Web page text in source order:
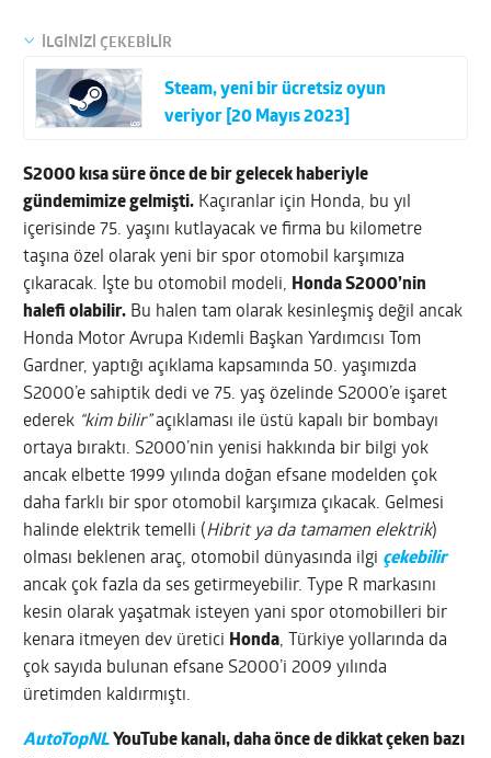
İLGİNİZİ ÇEKEBİLİR
Steam, yeni bir ücretsiz oyun
veriyor [20 Mayıs 2023]
S2000 kısa süre önce de bir gelecek haberiyle
gündemimize gelmişti. Kaçıranlar için Honda, bu yıl
içerisinde 75. yaşını kutlayacak ve firma bu kilometre
taşına özel olarak yeni bir spor otomobil karşımıza
çıkaracak. İşte bu otomobil modeli, Honda S2000’nin
halefi olabilir. Bu halen tam olarak kesinleşmiş değil ancak
Honda Motor Avrupa Kıdemli Başkan Yardımcısı Tom
Gardner, yaptığı açıklama kapsamında 50. yaşımızda
S2000’e sahiptik dedi ve 75. yaş özelinde S2000’e işaret
ederek “kim bilir”açıklaması ile üstü kapalı bir bombayı
ortaya bıraktı. S2000’nin yenisi hakkında bir bilgi yok
ancak elbette 1999 yılında doğan efsane modelden çok
daha farklı bir spor otomobil karşımıza çıkacak. Gelmesi
halinde elektrik temelli (Hibrit ya da tamamen elektrik)
olması beklenen araç, otomobil dünyasında ilgi çekebilir
ancak çok fazla da ses getirmeyebilir. Type R markasını
kesin olarak yaşatmak isteyen yani spor otomobilleri bir
kenara itmeyen dev üretici Honda, Türkiye yollarında da
çok sayıda bulunan efsane S2000’i 2009 yılında
üretimden kaldırmıştı.
AutoTopNL YouTube kanalı, daha önce de dikkat çeken bazı